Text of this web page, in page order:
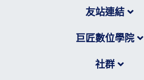
友站連結
巨匠數位學院
社群